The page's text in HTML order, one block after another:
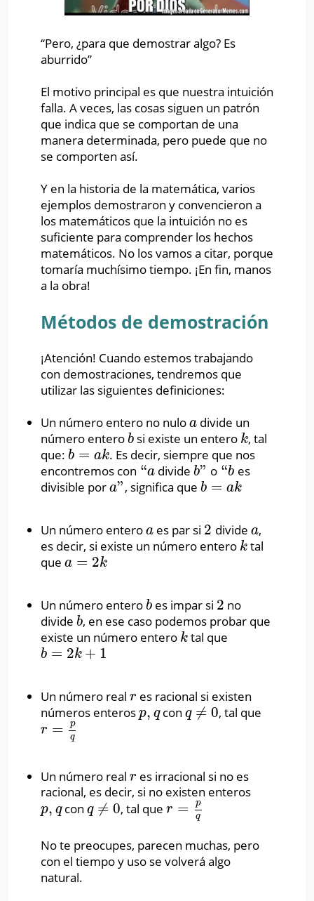
“Pero, ¿para que demostrar algo? Es
aburrido”
El motivo principal es que nuestra intuición
falla. A veces, las cosas siguen un patrón
que indica que se comportan de una
manera determinada, pero puede que no
se comporten así.
Y en la historia de la matemática, varios
ejemplos demostraron y convencieron a
los matemáticos que la intuición no es
suficiente para comprender los hechos
matemáticos. No los vamos a citar, porque
tomaría muchísimo tiempo. ¡En fin, manos
a la obra!
Métodos de demostración
¡Atención! Cuando estemos trabajando
con demostraciones, tendremos que
utilizar las siguientes definiciones:
Un número entero no nulo a
a divide un
número entero b
b si existe un entero k
k, tal
que: b = ak
b =ak
. Es decir, siempre que nos
encontremos con “a
“a divideb”
b” o “b
“b es
divisible por a”
a” , significa queb = ak
b =ak
Un número entero a
a es par si 2
2 divide a
a,
es decir, si existe un número entero k
k tal
que a = 2k
a=2k
Un número entero b
b es impar si 2
2 no
divide b
b, en ese caso podemos probar que
existe un número entero k
k tal que
b = 2k + 1
b =2 k+1
Un número real r
r es racional si existen
números enteros p, q
p,q conq ≠ 0
q ≠0 , tal que
r =
p
q
r= pq
Un número real r
r es irracional si no es
racional, es decir, si no existen enteros
p, q
p,q conq ≠ 0
q ≠0 , tal quer =
p
q
r=pq
No te preocupes, parecen muchas, pero
con el tiempo y uso se volverá algo
natural.